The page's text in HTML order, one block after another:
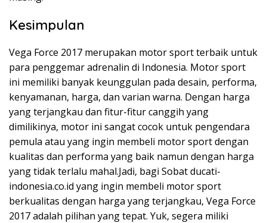
Kesimpulan
Vega Force 2017 merupakan motor sport terbaik untuk
para penggemar adrenalin di Indonesia. Motor sport
ini memiliki banyak keunggulan pada desain, performa,
kenyamanan, harga, dan varian warna. Dengan harga
yang terjangkau dan fitur-fitur canggih yang
dimilikinya, motor ini sangat cocok untuk pengendara
pemula atau yang ingin membeli motor sport dengan
kualitas dan performa yang baik namun dengan harga
yang tidak terlalu mahal.Jadi, bagi Sobat ducati-
indonesia.co.id yang ingin membeli motor sport
berkualitas dengan harga yang terjangkau, Vega Force
2017 adalah pilihan yang tepat. Yuk, segera miliki